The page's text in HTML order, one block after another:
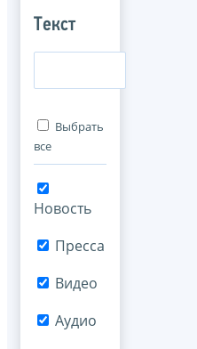
Текст
Выбрать
все
Новость
Пресса
Видео
Аудио